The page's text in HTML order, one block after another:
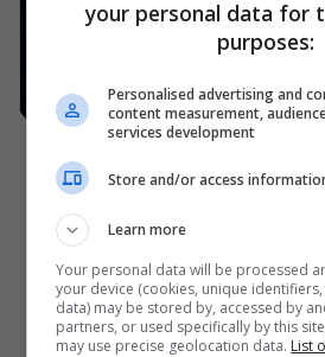
your personal data for
purposes:
Personalised advertising and
content measurement,
services development
Store and/or access
Learn more
Your personal data will be processed
your device (cookies, unique
data) may be stored by, accessed by
partners, or used specifically by this
may use precise geolocation data. List